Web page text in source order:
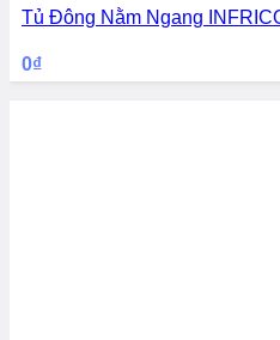
Tủ Đông Nằm Ngang
0₫